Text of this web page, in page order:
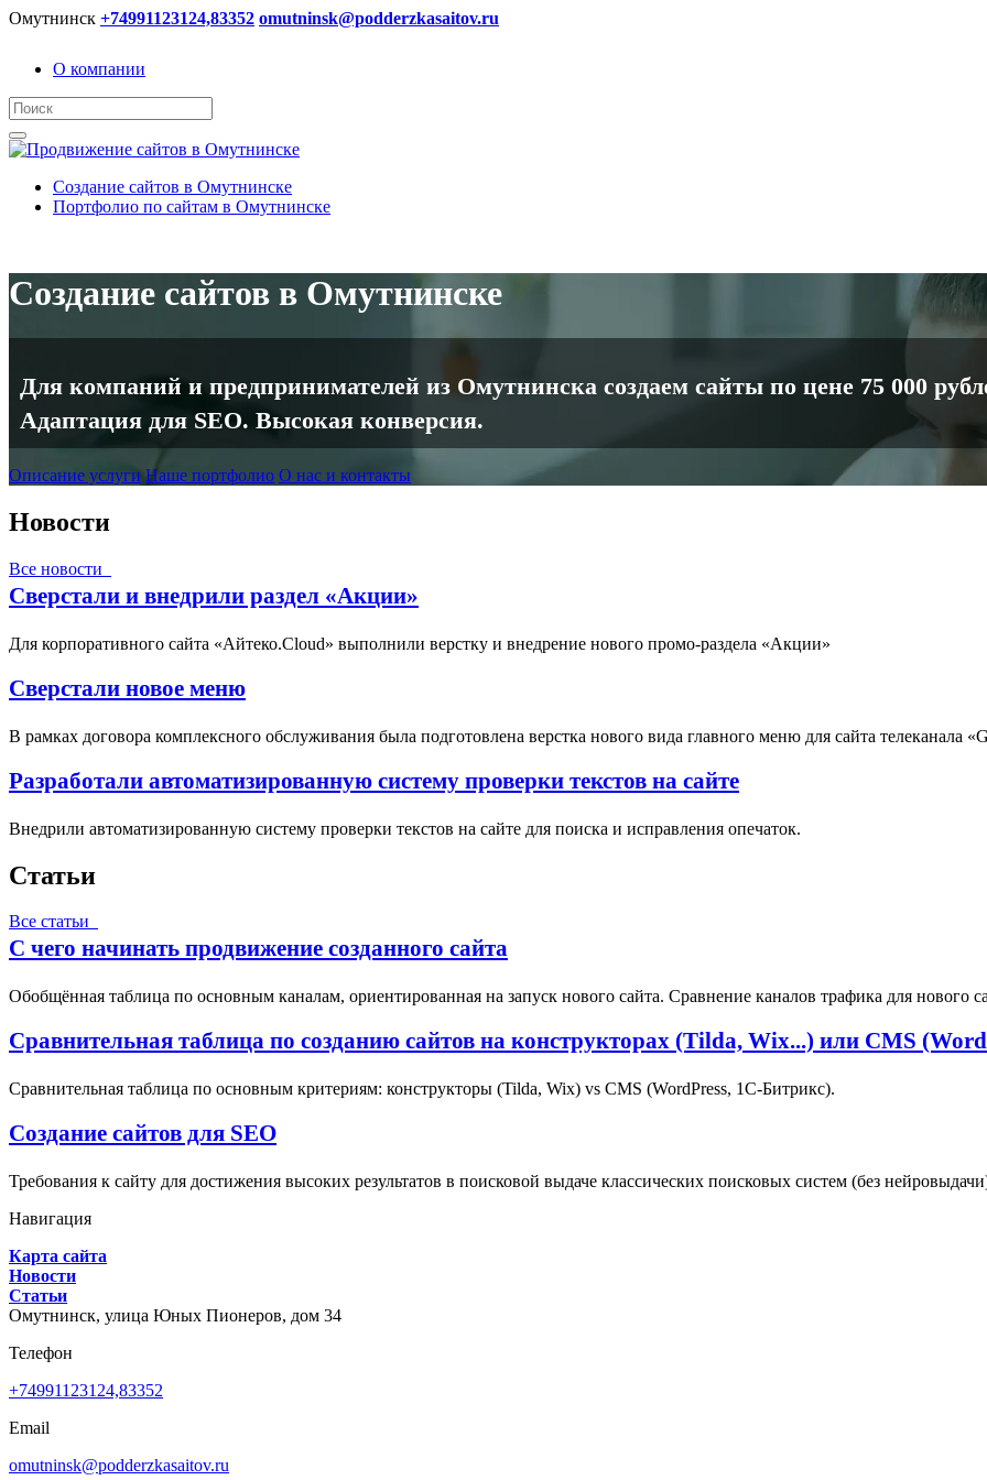
Омутнинск +74991123124,83352 omutninsk@podderzkasaitov.ru
О компании
Создание сайтов в Омутнинске
Портфолио по сайтам в Омутнинске
Создание сайтов в Омутнинске
Для компаний и предпринимателей из Омутнинска создаем сайты по цене 75 000
Адаптация для SEO. Высокая конверсия.
Описание услуги Наше портфолио О нас и контакты
Новости
Все новости
Сверстали и внедрили раздел «Акции»
Для корпоративного сайта «Айтеко.Cloud» выполнили верстку и внедрение нового промо-раздела «Акции»
Сверстали новое меню
В рамках договора комплексного обслуживания была подготовлена верстка нового вида главного меню для сайта телеканала
Разработали автоматизированную систему проверки текстов на сайте
Внедрили автоматизированную систему проверки текстов на сайте для поиска и исправления опечаток.
Статьи
Все статьи
С чего начинать продвижение созданного сайта
Обобщённая таблица по основным каналам, ориентированная на запуск нового сайта. Сравнение каналов трафика для нового
Сравнительная таблица по созданию сайтов на конструкторах (Tilda, Wix...) или CMS
Сравнительная таблица по основным критериям: конструкторы (Tilda, Wix) vs CMS (WordPress, 1С‑Битрикс).
Создание сайтов для SEO
Требования к сайту для достижения высоких результатов в поисковой выдаче классических поисковых систем (без
Навигация
Карта сайта
Новости
Статьи
Омутнинск, улица Юных Пионеров, дом 34
Телефон
+74991123124,83352
Email
omutninsk@podderzkasaitov.ru